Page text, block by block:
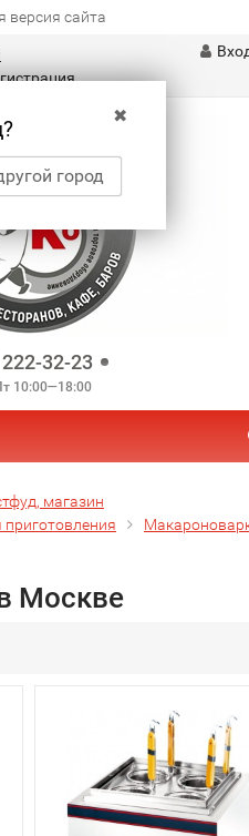
версия сайта
✖
город
32-23
10:00—18:00
магазин
Москве